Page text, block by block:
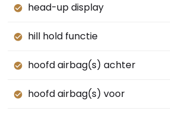
head-up display
hill hold functie
hoofd airbag(s) achter
hoofd airbag(s) voor